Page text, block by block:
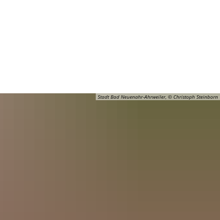
Stadt Bad Neuenahr-Ahrweiler, © Christoph Steinborn